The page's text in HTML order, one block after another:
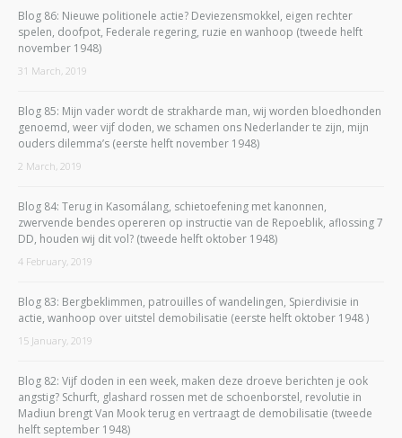
Blog 86: Nieuwe politionele actie? Deviezensmokkel, eigen rechter
spelen, doofpot, Federale regering, ruzie en wanhoop (tweede helft
november 1948)
31 March, 2019
Blog 85: Mijn vader wordt de strakharde man, wij worden bloedhonden
genoemd, weer vijf doden, we schamen ons Nederlander te zijn, mijn
ouders dilemma’s (eerste helft november 1948)
2 March, 2019
Blog 84: Terug in Kasomálang, schietoefening met kanonnen,
zwervende bendes opereren op instructie van de Repoeblik, aflossing 7
DD, houden wij dit vol? (tweede helft oktober 1948)
4 February, 2019
Blog 83: Bergbeklimmen, patrouilles of wandelingen, Spierdivisie in
actie, wanhoop over uitstel demobilisatie (eerste helft oktober 1948 )
15 January, 2019
Blog 82: Vijf doden in een week, maken deze droeve berichten je ook
angstig? Schurft, glashard rossen met de schoenborstel, revolutie in
Madiun brengt Van Mook terug en vertraagt de demobilisatie (tweede
helft september 1948)